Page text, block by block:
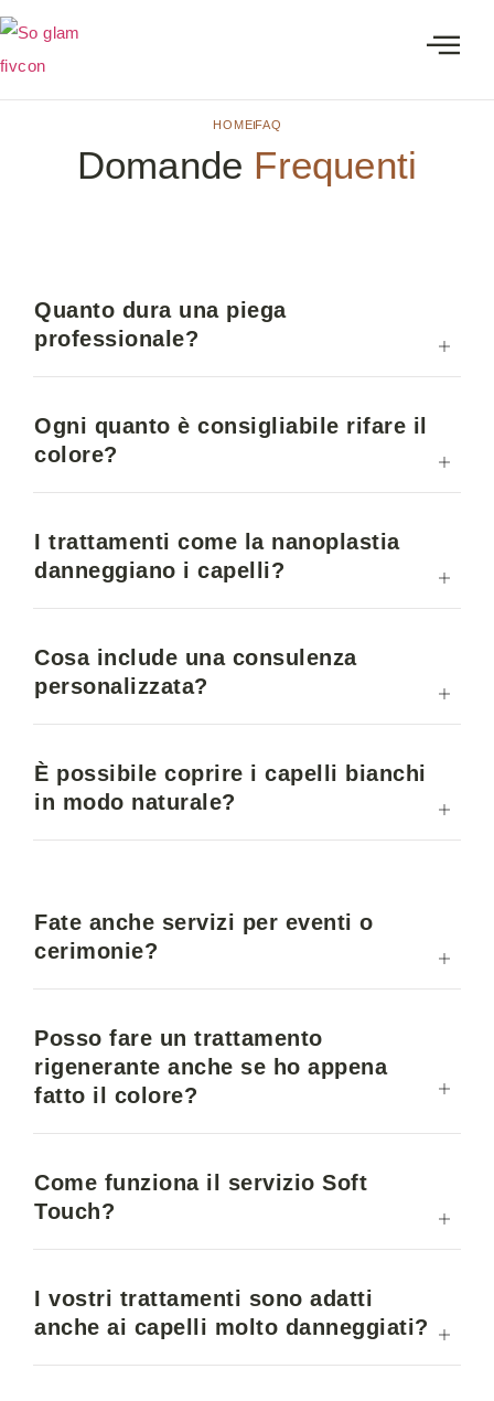
HOMEFAQ
Domande Frequenti
Quanto dura una piega
professionale?
Ogni quanto è consigliabile rifare il
colore?
I trattamenti come la nanoplastia
danneggiano i capelli?
Cosa include una consulenza
personalizzata?
È possibile coprire i capelli bianchi
in modo naturale?
Fate anche servizi per eventi o
cerimonie?
Posso fare un trattamento
rigenerante anche se ho appena
fatto il colore?
Come funziona il servizio Soft
Touch?
I vostri trattamenti sono adatti
anche ai capelli molto danneggiati?